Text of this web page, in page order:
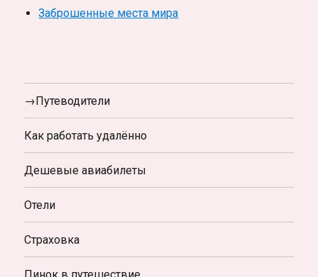
Заброшенные места мира
→Путеводители
Как работать удалённо
Дешевые авиабилеты
Отели
Страховка
Пинок в путешествие